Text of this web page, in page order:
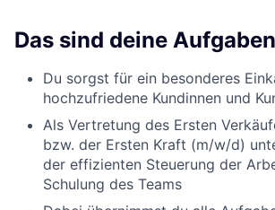
Das sind deine Aufgaben
Du sorgst für ein besonderes
hochzufriedene Kundinnen und
Als Vertretung des Ersten
bzw. der Ersten Kraft (m/w/d)
der effizienten Steuerung der
Schulung des Teams